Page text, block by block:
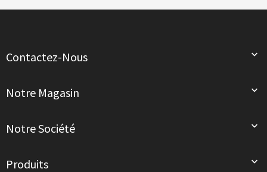
Contactez-Nous 
Notre Magasin 
Notre Société 
Produits 